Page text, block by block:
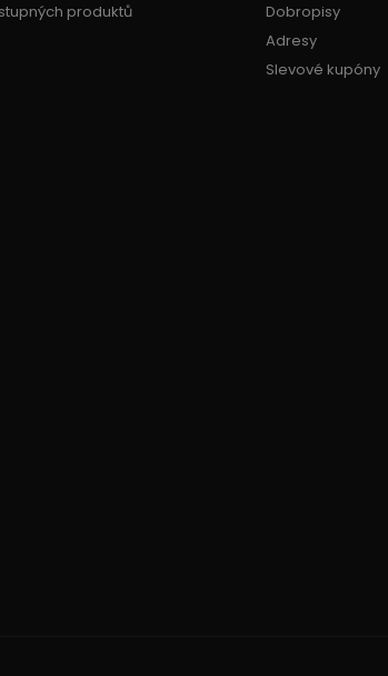
produktů
Dobropisy
Adresy
Slevové kupóny